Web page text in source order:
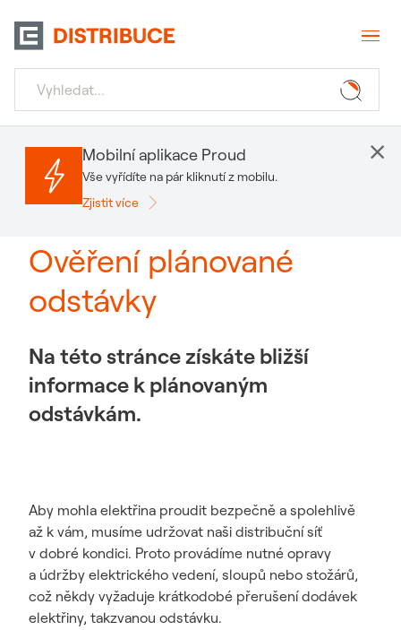
Ověření plánované
odstávky
Na této stránce získáte bližší
informace k plánovaným
odstávkám.
Aby mohla elektřina proudit bezpečně a spolehlivě
až k vám, musíme udržovat naši distribuční síť
v dobré kondici. Proto provádíme nutné opravy
a údržby elektrického vedení, sloupů nebo stožárů,
což někdy vyžaduje krátkodobé přerušení dodávek
elektřiny, takzvanou odstávku.
Mobilní aplikace Proud
Vše vyřídíte na pár kliknutí z mobilu.
Zjistit více
×